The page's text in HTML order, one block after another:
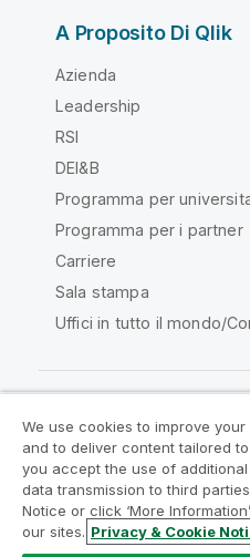
A Proposito Di Qlik
Azienda
Leadership
RSI
DEI&B
Programma per
Programma per i partner
Carriere
Sala stampa
Uffici in tutto il mondo/
Qlik
Contratti
Termini del
Legal Policies
Note
We use cookies to improve
and to deliver content tailored to
you accept the use of
data transmission to third
Notice or click ‘More
our sites. Privacy & Cookie